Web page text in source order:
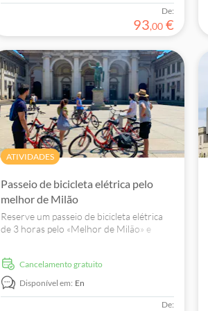
De:
93,00 €
ATIVIDADES
Passeio de bicicleta elétrica pelo
melhor de Milão
Reserve um passeio de bicicleta elétrica
de 3 horas pelo «Melhor de Milão» e
da cidade sem qualquer esforço.
Cancelamento gratuito
Disponível em: En
De: